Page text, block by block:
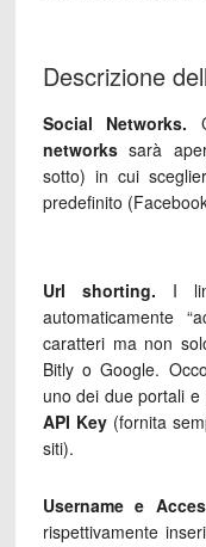
Descrizione
Social Networks.
networkssarà
sotto) in cui
predefinito
Url shorting. I
automaticamente
caratteri ma non
Bitly o Google.
uno dei due portali e
API Key (fornita
siti).
Username e
rispettivamente